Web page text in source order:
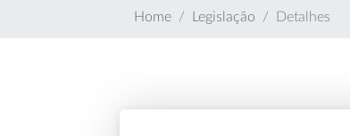
Home Legislação Detalhes